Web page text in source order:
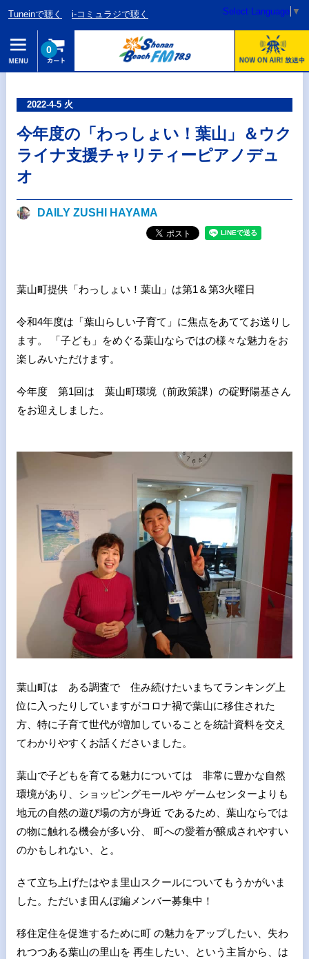
Tuneinで聴く i-コミュラジで聴く Select Language ▼
0
2022-4-5 火
今年度の「わっしょい！葉山」＆ウク
ライナ支援チャリティーピアノデュ
オ
DAILY ZUSHI HAYAMA
葉山町提供「わっしょい！葉山」は第1＆第3火曜日
令和4年度は「葉山らしい子育て」に焦点をあててお送りし
ます。 「子ども」をめぐる葉山ならではの様々な魅力をお
楽しみいただけます。
今年度 第1回は 葉山町環境（前政策課）の碇野陽基さん
をお迎えしました。
葉山町は ある調査で 住み続けたいまちてランキング上
位に入ったりしていますがコロナ禍で葉山に移住された
方、特に子育て世代が増加していることを統計資料を交え
てわかりやすくお話くださいました。
葉山で子どもを育てる魅力については 非常に豊かな自然
環境があり、ショッピングモールや ゲームセンターよりも
地元の自然の遊び場の方が身近 であるため、葉山ならでは
の物に触れる機会が多い分、 町への愛着が醸成されやすい
のかもしれない、と。
さて立ち上げたはやま里山スクールについてもうかがいま
した。ただいま田んぼ編メンバー募集中！
移住定住を促進するために町 の魅力をアップしたい、失わ
れつつある葉山の里山を 再生したい、という主旨から、は